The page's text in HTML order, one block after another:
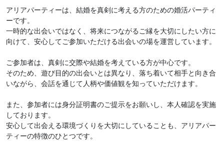
アリアパーティーは、結婚を真剣に考える方のための婚活パーティ
ーです。
一時的な出会いではなく、将来につながるご縁を大切にしたい方に
向けて、安心してご参加いただける出会いの場を運営しています。
ご参加者は、真剣に交際や結婚を考えている方が中心です。
そのため、遊び目的の出会いとは異なり、落ち着いて相手と向き合
いながら、会話を通じて人柄や価値観を知っていただけます。
また、参加者には身分証明書のご提示をお願いし、本人確認を実施
しております。
安心して出会える環境づくりを大切にしていることも、アリアパー
ティーの特徴のひとつです。